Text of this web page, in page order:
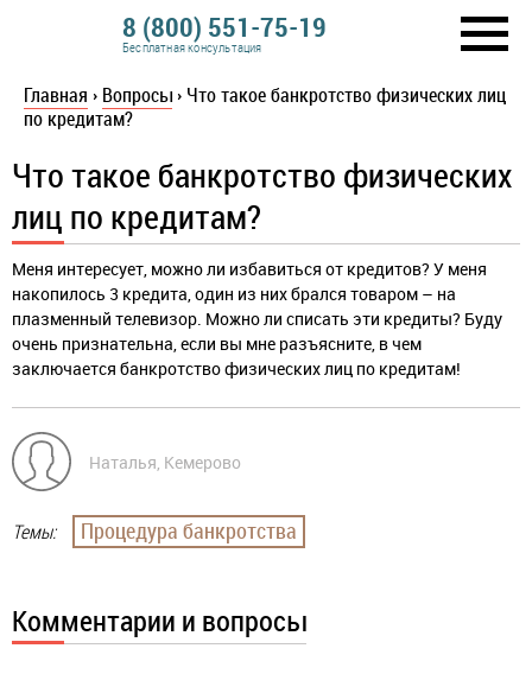
8 (800) 551-75-19
Бесплатная консультация
Главная › Вопросы › Что такое банкротство физических лиц
по кредитам?
Что такое банкротство физических
лиц по кредитам?
Меня интересует, можно ли избавиться от кредитов? У меня
накопилось 3 кредита, один из них брался товаром – на
плазменный телевизор. Можно ли списать эти кредиты? Буду
очень признательна, если вы мне разъясните, в чем
заключается банкротство физических лиц по кредитам!
Наталья, Кемерово
Темы: Процедура банкротства
Комментарии и вопросы